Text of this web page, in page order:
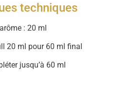
techniques
: 20 ml
20 ml pour 60 ml final
jusqu’à 60 ml